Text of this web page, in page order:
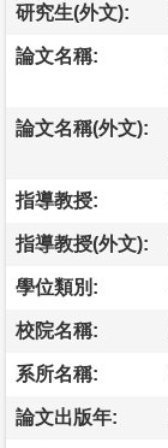
研究生(外文):
論文名稱:
論文名稱(外文):
指導教授:
指導教授(外文):
學位類別:
校院名稱:
系所名稱:
論文出版年: